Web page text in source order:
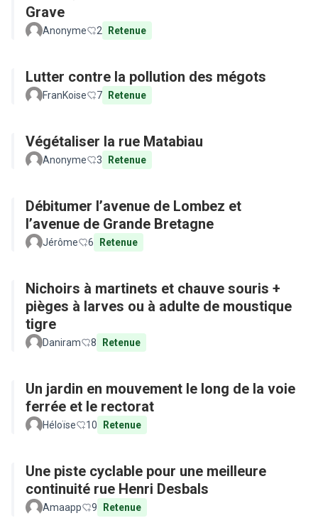
Grave
Anonyme 2 Retenue
Lutter contre la pollution des mégots
FranKoise 7 Retenue
Végétaliser la rue Matabiau
Anonyme 3 Retenue
Débitumer l’avenue de Lombez et
l’avenue de Grande Bretagne
Jérôme 6 Retenue
Nichoirs à martinets et chauve souris +
pièges à larves ou à adulte de moustique
tigre
Daniram 8 Retenue
Un jardin en mouvement le long de la voie
ferrée et le rectorat
Héloïse 10 Retenue
Une piste cyclable pour une meilleure
continuité rue Henri Desbals
Amaapp 9 Retenue